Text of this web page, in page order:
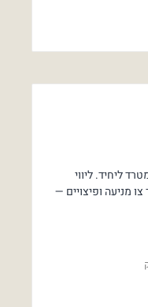
ליחיד. ליווי
מניעה ופיצויים —